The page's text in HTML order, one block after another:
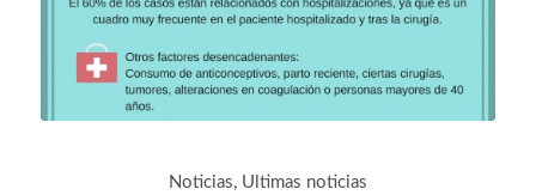
Noticias, Ultimas noticias